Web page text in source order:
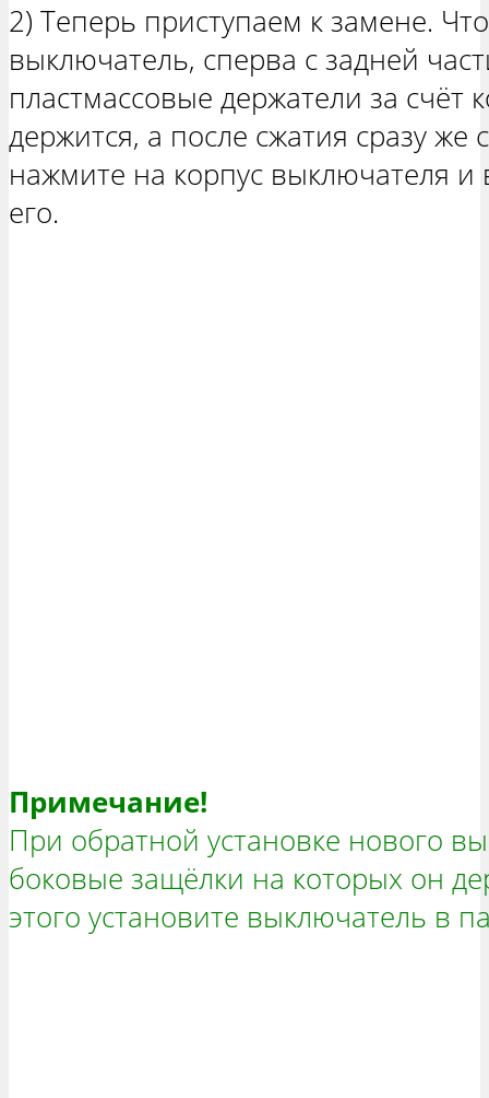
2) Теперь приступаем к замене.
выключатель, сперва с задней
пластмассовые держатели за счёт
держится, а после сжатия сразу же
нажмите на корпус выключателя и
его.
Примечание!
При обратной установке нового
боковые защёлки на которых он
этого установите выключатель в